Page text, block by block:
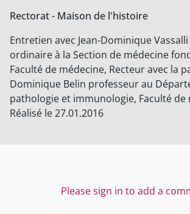
Rectorat - Maison de l'histoire
Entretien avec Jean-Dominique
ordinaire à la Section de médecine
Faculté de médecine, Recteur avec la
Dominique Belin professeur au
pathologie et immunologie, Faculté de
Réalisé le 27.01.2016
Please sign in to add a